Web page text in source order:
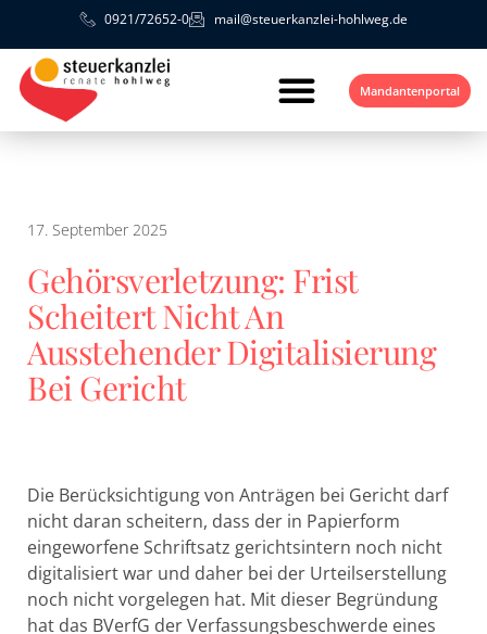
0921/72652-0 mail@steuerkanzlei-hohlweg.de
Mandantenportal
17. September 2025
Gehörsverletzung: Frist
Scheitert Nicht An
Ausstehender Digitalisierung
Bei Gericht
Die Berücksichtigung von Anträgen bei Gericht darf
nicht daran scheitern, dass der in Papierform
eingeworfene Schriftsatz gerichtsintern noch nicht
digitalisiert war und daher bei der Urteilserstellung
noch nicht vorgelegen hat. Mit dieser Begründung
hat das BVerfG der Verfassungsbeschwerde eines